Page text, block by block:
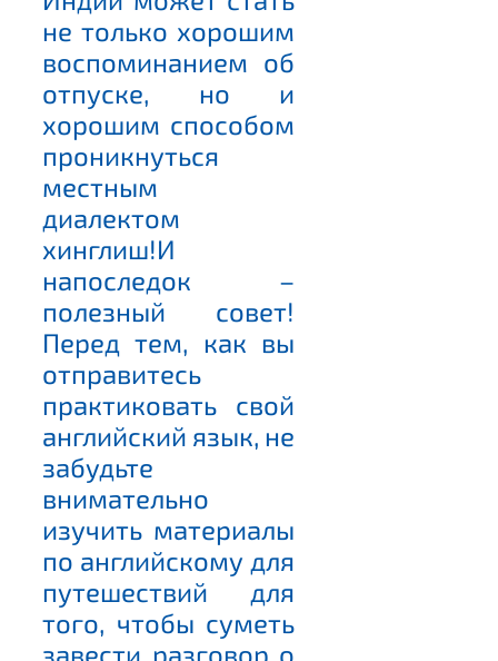
не только хорошим
воспоминанием об
отпуске, но и
хорошим способом
проникнуться
местным
диалектом
хинглиш!И
напоследок –
полезный совет!
Перед тем, как вы
отправитесь
практиковать свой
английский язык, не
забудьте
внимательно
изучить материалы
по английскому для
путешествий для
того, чтобы суметь
завести разговор о